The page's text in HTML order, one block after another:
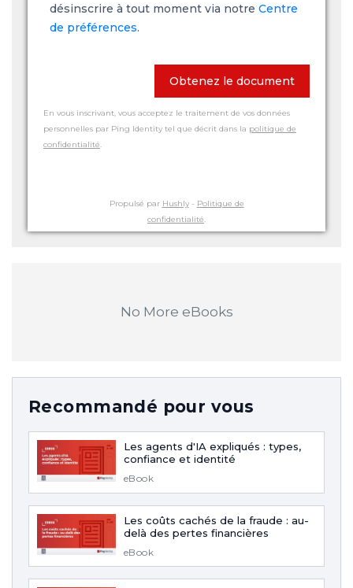
désinscrire à tout moment via notre Centre
de préférences.
Obtenez le document
En vous inscrivant, vous acceptez le traitement de vos données
personnelles par Ping Identity tel que décrit dans la politique de
confidentialité.
Propulsé par Hushly- Politique de
confidentialité.
No More eBooks
Recommandé pour vous
Les agents d'IA expliqués : types,
confiance et identité
eBook
Les coûts cachés de la fraude : au-
delà des pertes financières
eBook